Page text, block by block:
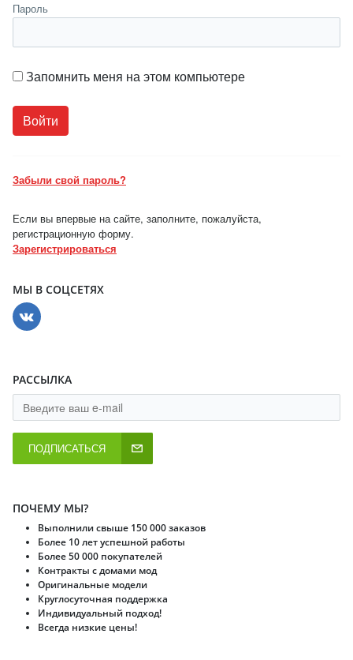
Пароль
Запомнить меня на этом компьютере
Забыли свой пароль?
Если вы впервые на сайте, заполните, пожалуйста,
регистрационную форму.
Зарегистрироваться
МЫ В СОЦСЕТЯХ
РАССЫЛКА
ПОДПИСАТЬСЯ
ПОЧЕМУ МЫ?
Выполнили свыше 150 000 заказов
Более 10 лет успешной работы
Более 50 000 покупателей
Контракты с домами мод
Оригинальные модели
Круглосуточная поддержка
Индивидуальный подход!
Всегда низкие цены!